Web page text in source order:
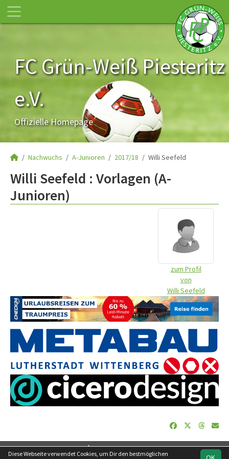
FC Grün-Weiß Piesteritz
e.V.
Offizielle Homepage
Nachwuchs A-Junioren 2017/18 Willi Seefeld
Willi Seefeld : Vorlagen (A-
Junioren)
zum Profil
von
Willi Seefeld
soccero.de
Diese Webseite verwendet Cookies, um Dir den bestmöglichen